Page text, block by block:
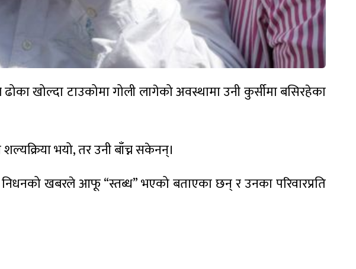
खोल्दा टाउकोमा गोली लागेको अवस्थामा उनी कुर्सीमा बसिरहेका
भयो, तर उनी बाँच्न सकेनन्।
निधनको खबरले आफू “स्तब्ध” भएको बताएका छन् र उनका परिवारप्रति